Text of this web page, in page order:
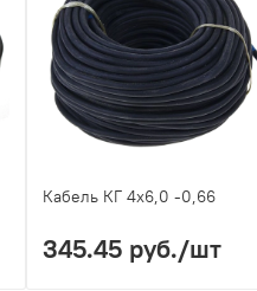
Кабель КГ 4х6,0 -0,66
345.45 руб./шт